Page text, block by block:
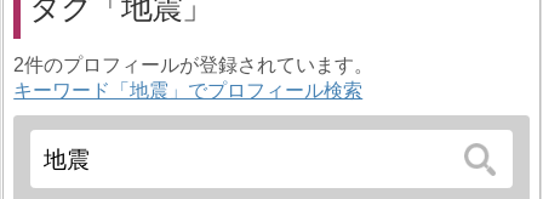
タグ 地震
2件のプロフィールが登録されています。
キーワード「地震」でプロフィール検索